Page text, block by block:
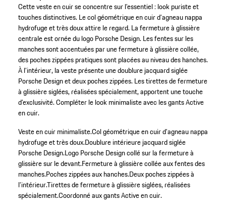
Cette veste en cuir se concentre sur l’essentiel : look puriste et
touches distinctives. Le col géométrique en cuir d’agneau nappa
hydrofuge et très doux attire le regard. La fermeture à glissière
centrale est ornée du logo Porsche Design. Les fentes sur les
manches sont accentuées par une fermeture à glissière collée,
des poches zippées pratiques sont placées au niveau des hanches.
À l’intérieur, la veste présente une doublure jacquard siglée
Porsche Design et deux poches zippées. Les tirettes de fermeture
à glissière siglées, réalisées spécialement, apportent une touche
d’exclusivité. Compléter le look minimaliste avec les gants Active
en cuir.
Veste en cuir minimaliste.Col géométrique en cuir d’agneau nappa
hydrofuge et très doux.Doublure intérieure jacquard siglée
Porsche Design.Logo Porsche Design collé sur la fermeture à
glissière sur le devant.Fermeture à glissière collée aux fentes des
manches.Poches zippées aux hanches.Deux poches zippées à
l’intérieur.Tirettes de fermeture à glissière siglées, réalisées
spécialement.Coordonné aux gants Active en cuir.